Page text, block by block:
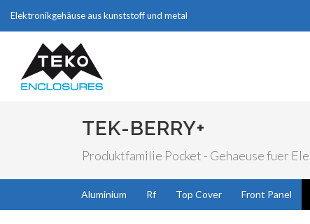
Elektronikgehäuse aus kunststoff und metal
TEK-BERRY+
Produktfamilie Pocket - Gehaeuse fuer
Aluminium Rf Top Cover Front Panel